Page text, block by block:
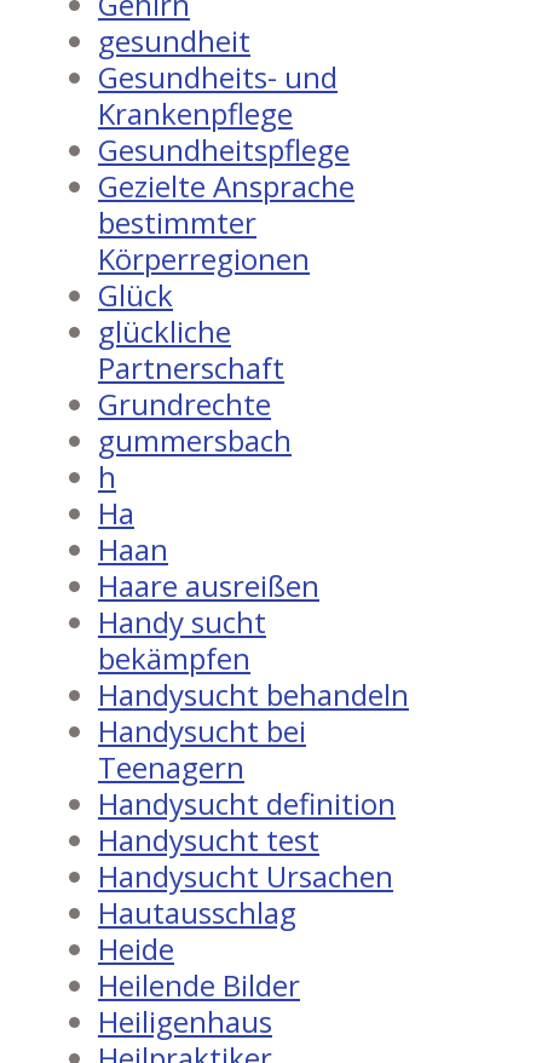
gesundheit
Gesundheits- und
Krankenpflege
Gesundheitspflege
Gezielte Ansprache
bestimmter
Körperregionen
Glück
glückliche
Partnerschaft
Grundrechte
gummersbach
h
Ha
Haan
Haare ausreißen
Handy sucht
bekämpfen
Handysucht behandeln
Handysucht bei
Teenagern
Handysucht definition
Handysucht test
Handysucht Ursachen
Hautausschlag
Heide
Heilende Bilder
Heiligenhaus